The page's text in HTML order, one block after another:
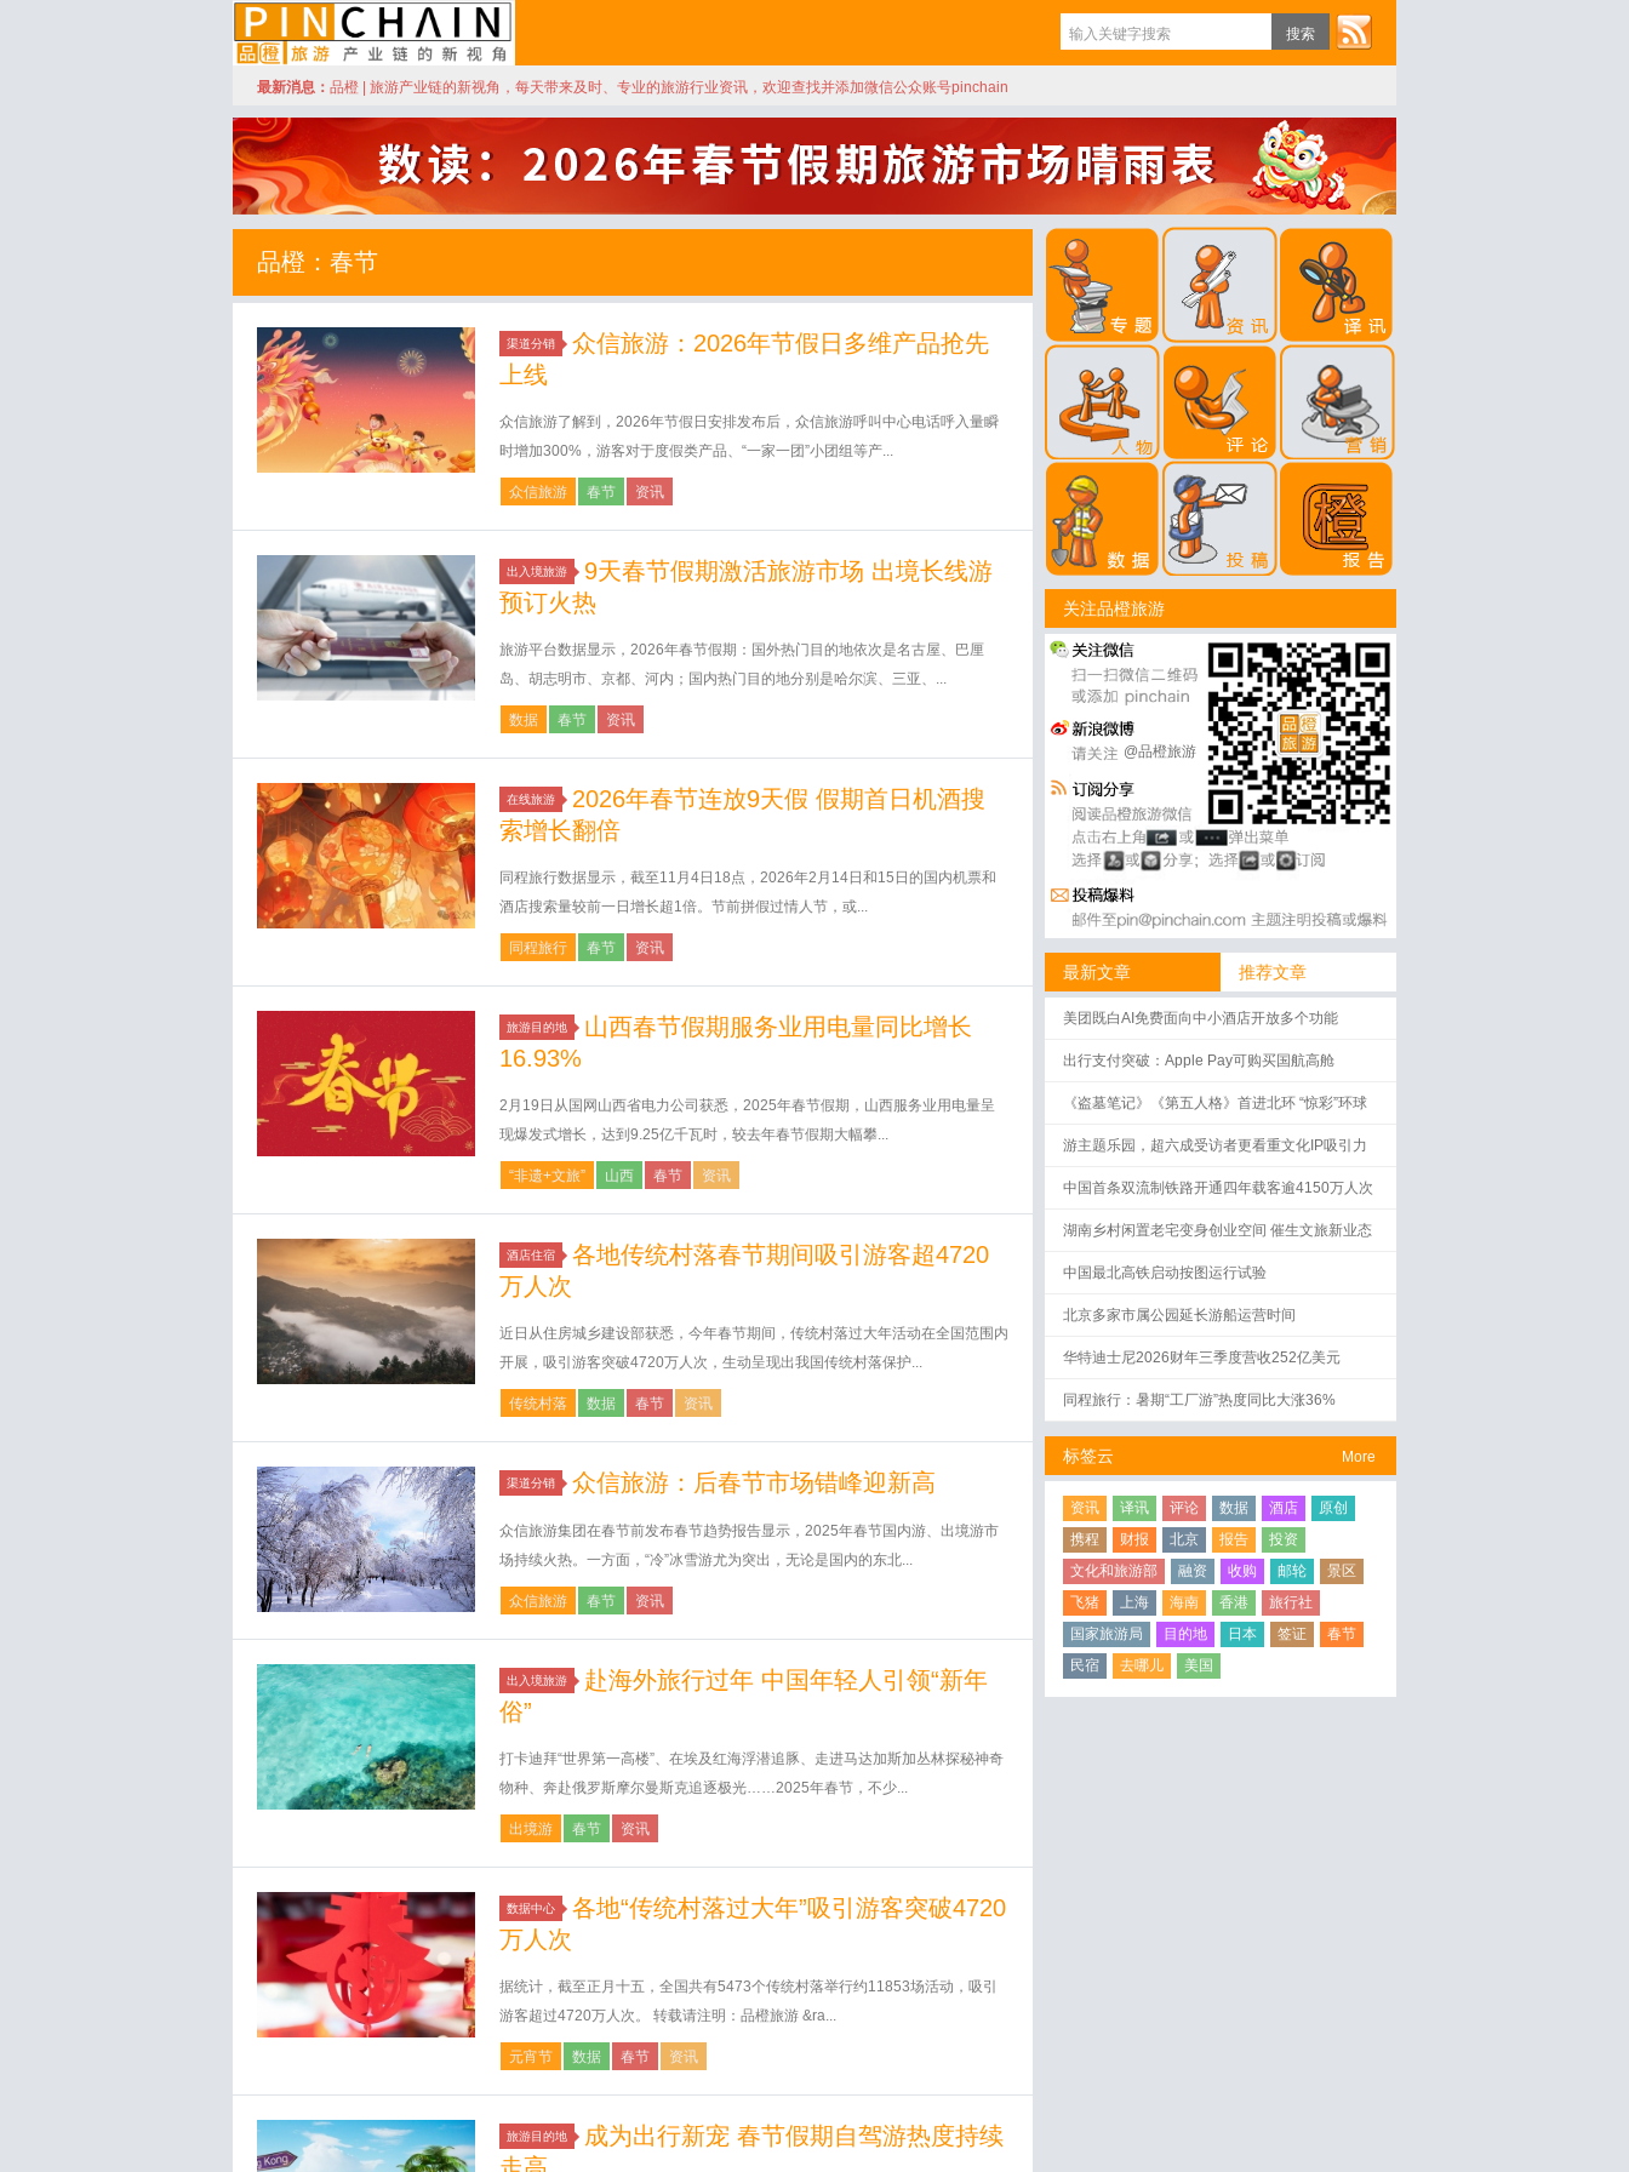
品橙旅游
最新消息： 品橙 | 旅游产业链的新视角，每天带来及时、专业的旅游行业资讯，欢迎查找并添加微信公众账号pinchain
品橙：春节
渠道分销
众信旅游：2026年节假日多维产品抢先
上线
众信旅游了解到，2026年节假日安排发布后，众信旅游呼叫中心电话呼入量瞬
时增加300%，游客对于度假类产品、“一家一团”小团组等产...
众信旅游 春节 资讯
出入境旅游
9天春节假期激活旅游市场 出境长线游
预订火热
旅游平台数据显示，2026年春节假期：国外热门目的地依次是名古屋、巴厘
岛、胡志明市、京都、河内；国内热门目的地分别是哈尔滨、三亚、...
数据 春节 资讯
在线旅游
2026年春节连放9天假 假期首日机酒搜
索增长翻倍
同程旅行数据显示，截至11月4日18点，2026年2月14日和15日的国内机票和
酒店搜索量较前一日增长超1倍。节前拼假过情人节，或...
同程旅行 春节 资讯
旅游目的地
山西春节假期服务业用电量同比增长
16.93%
2月19日从国网山西省电力公司获悉，2025年春节假期，山西服务业用电量呈
现爆发式增长，达到9.25亿千瓦时，较去年春节假期大幅攀...
“非遗+文旅” 山西 春节 资讯
酒店住宿
各地传统村落春节期间吸引游客超4720
万人次
近日从住房城乡建设部获悉，今年春节期间，传统村落过大年活动在全国范围内
开展，吸引游客突破4720万人次，生动呈现出我国传统村落保护...
传统村落 数据 春节 资讯
渠道分销 众信旅游：后春节市场错峰迎新高
众信旅游集团在春节前发布春节趋势报告显示，2025年春节国内游、出境游市
场持续火热。一方面，“冷”冰雪游尤为突出，无论是国内的东北...
众信旅游 春节 资讯
出入境旅游
赴海外旅行过年 中国年轻人引领“新年
俗”
打卡迪拜“世界第一高楼”、在埃及红海浮潜追豚、走进马达加斯加丛林探秘神奇
物种、奔赴俄罗斯摩尔曼斯克追逐极光……2025年春节，不少...
出境游 春节 资讯
数据中心
各地“传统村落过大年”吸引游客突破4720
万人次
据统计，截至正月十五，全国共有5473个传统村落举行约11853场活动，吸引
游客超过4720万人次。 转载请注明：品橙旅游 &ra...
元宵节 数据 春节 资讯
旅游目的地
成为出行新宠 春节假期自驾游热度持续
关注品橙旅游
@品橙旅游
最新文章 推荐文章
美团既白AI免费面向中小酒店开放多个功能
出行支付突破：Apple Pay可购买国航高舱
《盗墓笔记》《第五人格》首进北环 “惊彩”环球
游主题乐园，超六成受访者更看重文化IP吸引力
中国首条双流制铁路开通四年载客逾4150万人次
湖南乡村闲置老宅变身创业空间 催生文旅新业态
中国最北高铁启动按图运行试验
北京多家市属公园延长游船运营时间
华特迪士尼2026财年三季度营收252亿美元
同程旅行：暑期“工厂游”热度同比大涨36%
More
标签云
资讯 译讯 评论 数据 酒店
原创
携程
财报 北京 报告
投资
文化和旅游部
融资 收购 邮轮
景区
飞猪
上海 海南 香港
旅行社
国家旅游局
目的地 日本 签证
春节
民宿
去哪儿 美国